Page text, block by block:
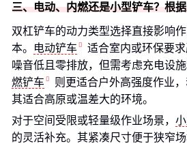
三、电动、内燃还是小型铲车？根
双杠铲车的动力类型选择直接影响
本。
电动铲车
适合室内或环保要
噪音低且零排放，但需考虑充电设施
燃铲车
则更适合户外高强度作业
其适合高原或温差大的环境。
对于空间受限或轻量级作业场景，
的灵活补充。其紧凑尺寸便于狭窄